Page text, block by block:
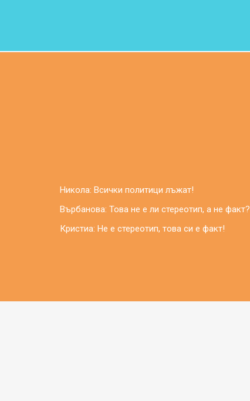
Никола: Всички политици лъжат!
Върбанова: Това не е ли стереотип, а не факт?
Кристиа: Не е стереотип, това си е факт!